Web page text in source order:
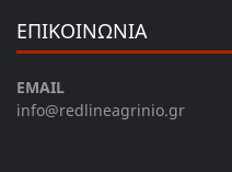
ΕΠΙΚΟΙΝΩΝΙΑ
EMAIL
info@redlineagrinio.gr